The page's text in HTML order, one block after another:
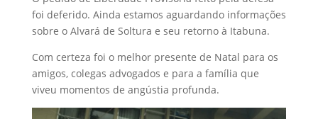
foi deferido. Ainda estamos aguardando informações
sobre o Alvará de Soltura e seu retorno à Itabuna.
Com certeza foi o melhor presente de Natal para os
amigos, colegas advogados e para a família que
viveu momentos de angústia profunda.